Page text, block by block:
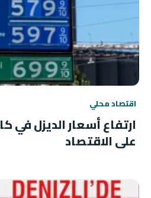
اقتصاد محلي
ارتفاع أسعار الديزل في
على الاقتصاد